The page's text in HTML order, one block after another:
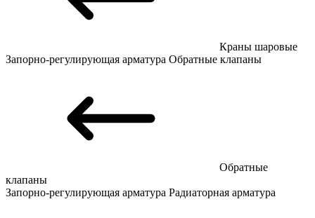
Краны шаровые
Запорно-регулирующая арматура Обратные клапаны
Обратные
клапаны
Запорно-регулирующая арматура Радиаторная арматура